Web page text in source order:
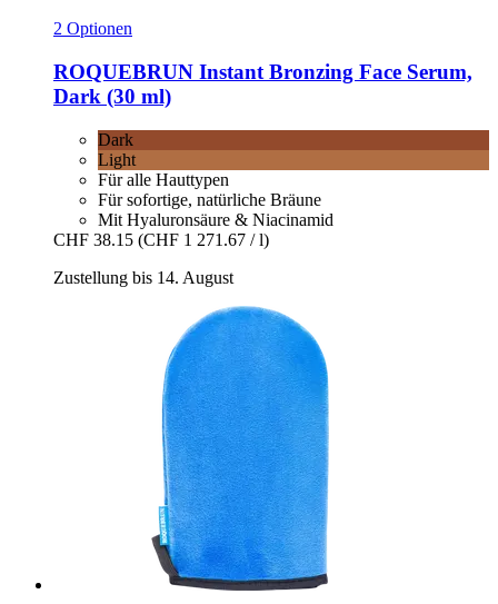
2 Optionen
ROQUEBRUN Instant Bronzing Face Serum,
Dark (30 ml)
Dark
Light
Für alle Hauttypen
Für sofortige, natürliche Bräune
Mit Hyaluronsäure & Niacinamid
CHF 38.15 (CHF 1 271.67 / l)
Zustellung bis 14. August